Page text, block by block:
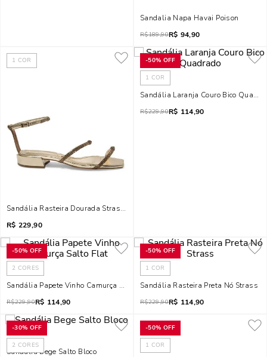
Sandalia Napa Havai Poison
R$189,90R$ 94,90
1 COR
Sandália Rasteira Dourada Strass Metalizada
R$ 229,90
-50% OFF
1 COR
Sandália Laranja Couro Bico
R$229,90R$ 114,90
-50% OFF
2 CORES
Sandália Papete Vinho Camurça Salto Flat
R$229,90R$ 114,90
-50% OFF
1 COR
Sandália Rasteira Preta Nó Strass
R$229,90R$ 114,90
-30% OFF
2 CORES
Sandália Bege Salto Bloco
-50% OFF
1 COR